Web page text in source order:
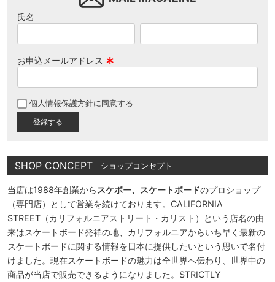
氏名
お申込メールアドレス
須
個人情報保護方針に同意する
SHOP CONCEPT ショップコンセプト
当店は1988年創業から スケボー、スケートボードのプロショップ
（専門店）として営業を続けております。CALIFORNIA
STREET（カリフォルニアストリート・カリスト）という店名の由
来はスケートボード発祥の地、カリフォルニアからいち早く最新の
スケートボードに関する情報を日本に提供したいという思いで名付
けました。現在スケートボードの魅力は全世界へ伝わり、世界中の
商品が当店で販売できるようになりました。STRICTLY